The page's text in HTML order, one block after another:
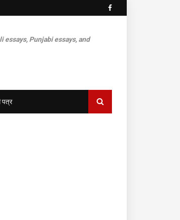
Punjabi essays, and
पत्र